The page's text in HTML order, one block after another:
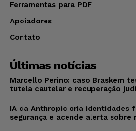
Ferramentas para PDF
Apoiadores
Contato
Últimas notícias
Marcello Perino: caso Braskem
tutela cautelar e recuperação
IA da Anthropic cria identidades
segurança e acende alerta sobre